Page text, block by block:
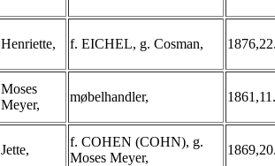
Henriette, f. EICHEL, g. Cosman,
Moses
Meyer,
møbelhandler,
Jette,
f. COHEN (COHN), g.
Moses Meyer,